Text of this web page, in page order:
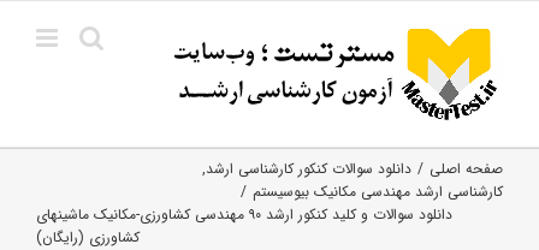
content
صفحه اصلی
دانلود سوالات کنکور کارشناسی ارشد
کارشناسی ارشد مهندسی مکانیک بیوسیستم
دانلود سوالات و کلید کنکور ارشد ۹۰ مهندسی کشاورزی-مکانیک ماشینهای
کشاورزی (رایگان)